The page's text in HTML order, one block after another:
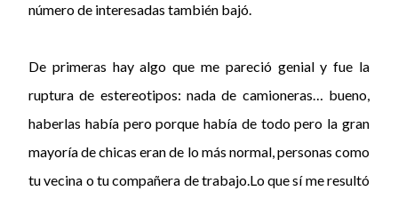
número de interesadas también bajó.
De primeras hay algo que me pareció genial y fue la
ruptura de estereotipos: nada de camioneras… bueno,
haberlas había pero porque había de todo pero la gran
mayoría de chicas eran de lo más normal, personas como
tu vecina o tu compañera de trabajo.Lo que sí me resultó